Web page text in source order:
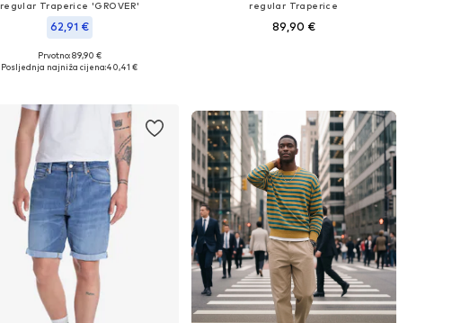
regular Traperice 'GROVER'
62,91 €
Prvotno: 89,90 €
Posljednja najniža cijena:40,41 €
regular Traperice
89,90 €